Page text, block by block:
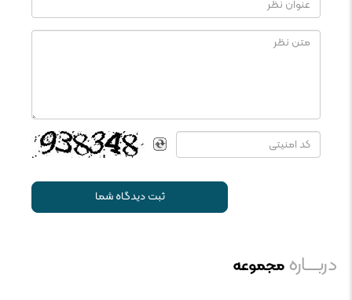
ثبت دیدگاه شما
دربــــارهمجموعه